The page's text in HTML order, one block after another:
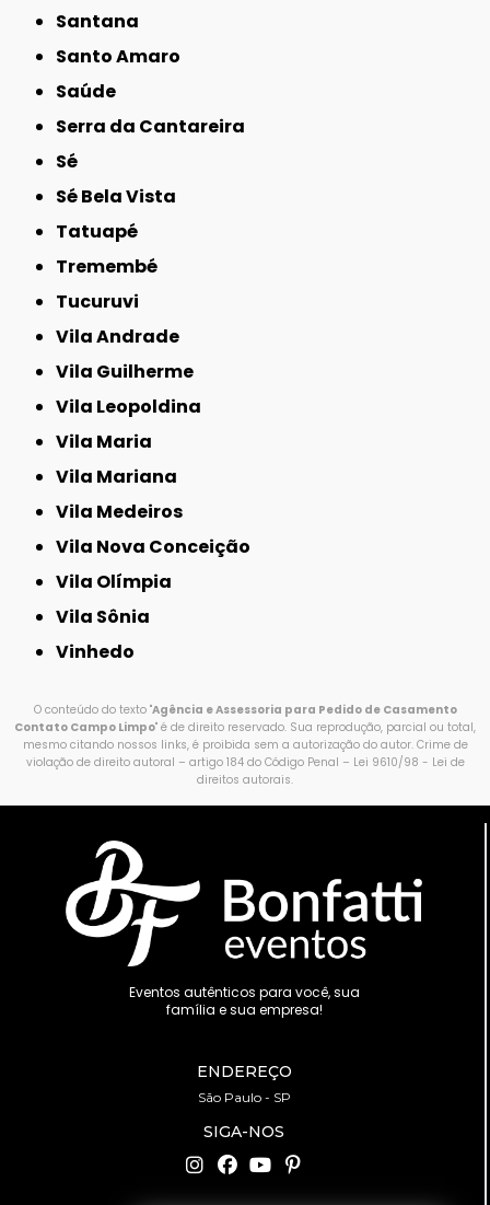
Santana
Santo Amaro
Saúde
Serra da Cantareira
Sé
Sé Bela Vista
Tatuapé
Tremembé
Tucuruvi
Vila Andrade
Vila Guilherme
Vila Leopoldina
Vila Maria
Vila Mariana
Vila Medeiros
Vila Nova Conceição
Vila Olímpia
Vila Sônia
Vinhedo
O conteúdo do texto "Agência e Assessoria para Pedido de Casamento
Contato Campo Limpo" é de direito reservado. Sua reprodução, parcial ou total,
mesmo citando nossos links, é proibida sem a autorização do autor. Crime de
violação de direito autoral – artigo 184 do Código Penal – Lei 9610/98 - Lei de
direitos autorais.
Eventos autênticos para você, sua
família e sua empresa!
ENDEREÇO
São Paulo - SP
SIGA-NOS